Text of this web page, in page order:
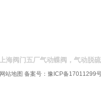
海阀门五厂气动蝶阀，气动脱
网站地图 备案号： 豫ICP备17011299